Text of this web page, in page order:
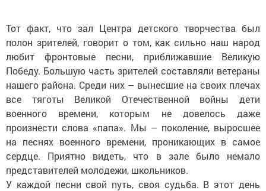
Тот факт, что зал Центра детского творчества был
полон зрителей, говорит о том, как сильно наш народ
любит фронтовые песни, приближавшие Великую
Победу. Большую часть зрителей составляли ветераны
нашего района. Среди них – вынесшие на своих плечах
все тяготы Великой Отечественной войны дети
военного времени, которым не довелось даже
произнести слова «папа». Мы – поколение, выросшее
на песнях военного времени, проникающих в самое
сердце. Приятно видеть, что в зале было немало
представителей молодежи, школьников.
У каждой песни свой путь, своя судьба. В этот день